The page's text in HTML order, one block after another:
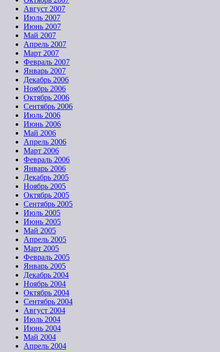
Август 2007
Июль 2007
Июнь 2007
Май 2007
Апрель 2007
Март 2007
Февраль 2007
Январь 2007
Декабрь 2006
Ноябрь 2006
Октябрь 2006
Сентябрь 2006
Июль 2006
Июнь 2006
Май 2006
Апрель 2006
Март 2006
Февраль 2006
Январь 2006
Декабрь 2005
Ноябрь 2005
Октябрь 2005
Сентябрь 2005
Июль 2005
Июнь 2005
Май 2005
Апрель 2005
Март 2005
Февраль 2005
Январь 2005
Декабрь 2004
Ноябрь 2004
Октябрь 2004
Сентябрь 2004
Август 2004
Июль 2004
Июнь 2004
Май 2004
Апрель 2004